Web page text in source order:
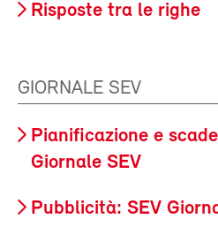
Risposte tra le righe
GIORNALE SEV
Pianificazione e
Giornale SEV
Pubblicità: SEV